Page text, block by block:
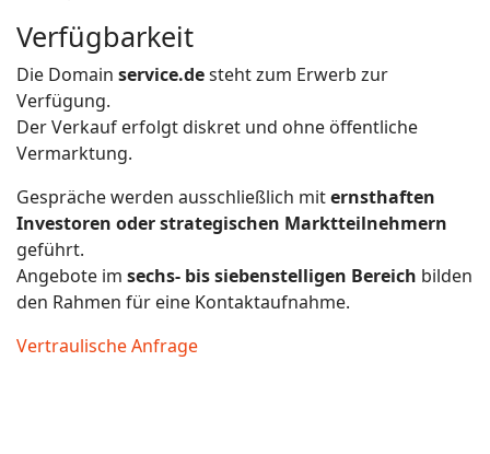
Verfügbarkeit
Die Domain service.desteht zum Erwerb zur
Verfügung.
Der Verkauf erfolgt diskret und ohne öffentliche
Vermarktung.
Gespräche werden ausschließlich miternsthaften
Investoren oder strategischen Marktteilnehmern
geführt.
Angebote im sechs- bis siebenstelligen Bereich bilden
den Rahmen für eine Kontaktaufnahme.
Vertraulische Anfrage